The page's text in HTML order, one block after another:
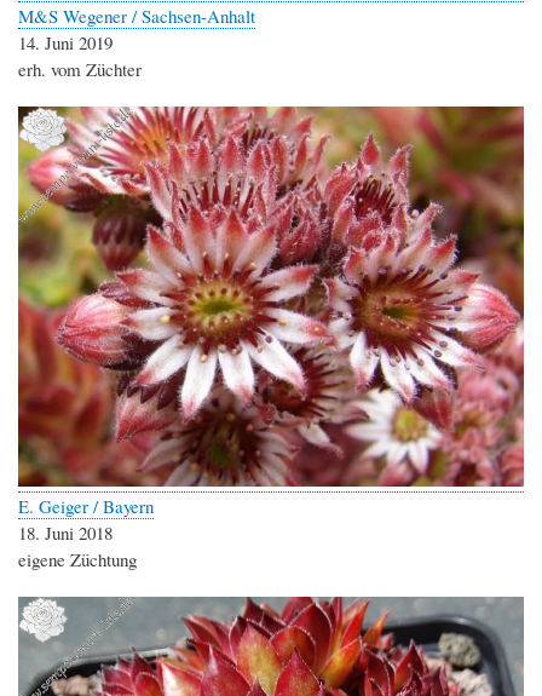
M&S Wegener / Sachsen-Anhalt
14. Juni 2019
erh. vom Züchter
E. Geiger / Bayern
18. Juni 2018
eigene Züchtung